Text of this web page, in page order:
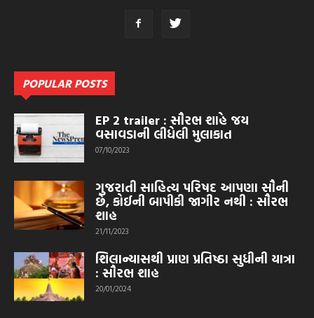
POPULAR POSTS
EP 2 trailer : સૌરભ શાહે જય
વસાવડાની લીધેલી મુલાકાત
07/10/2023
ગુજરાતી સાહિત્ય પરિષદ આપણા સૌની
છે, કોઈની બાપીકી જાગીર નથી : સૌરભ
શાહ
21/11/2023
શિલાન્યાસથી પ્રાણ પ્રતિષ્ઠા સુધીની યાત્રા
: સૌરભ શાહ
20/01/2024